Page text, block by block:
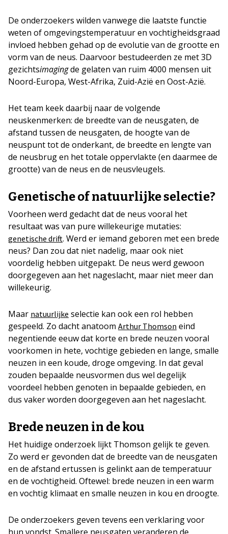
De onderzoekers wilden vanwege die laatste functie
weten of omgevingstemperatuur en vochtigheidsgraad
invloed hebben gehad op de evolutie van de grootte en
vorm van de neus. Daarvoor bestudeerden ze met 3D
gezichtsimagingde gelaten van ruim 4000 mensen uit
Noord-Europa, West-Afrika, Zuid-Azië en Oost-Azië.
Het team keek daarbij naar de volgende
neuskenmerken: de breedte van de neusgaten, de
afstand tussen de neusgaten, de hoogte van de
neuspunt tot de onderkant, de breedte en lengte van
de neusbrug en het totale oppervlakte (en daarmee de
grootte) van de neus en de neusvleugels.
Genetische of natuurlijke selectie?
Voorheen werd gedacht dat de neus vooral het
resultaat was van pure willekeurige mutaties:
genetische drift. Werd er iemand geboren met een brede
neus? Dan zou dat niet nadelig, maar ook niet
voordelig hebben uitgepakt. De neus werd gewoon
doorgegeven aan het nageslacht, maar niet meer dan
willekeurig.
Maar natuurlijke selectie kan ook een rol hebben
gespeeld. Zo dacht anatoom Arthur Thomson eind
negentiende eeuw dat korte en brede neuzen vooral
voorkomen in hete, vochtige gebieden en lange, smalle
neuzen in een koude, droge omgeving. In dat geval
zouden bepaalde neusvormen dus wel degelijk
voordeel hebben genoten in bepaalde gebieden, en
dus vaker worden doorgegeven aan het nageslacht.
Brede neuzen in de kou
Het huidige onderzoek lijkt Thomson gelijk te geven.
Zo werd er gevonden dat de breedte van de neusgaten
en de afstand ertussen is gelinkt aan de temperatuur
en de vochtigheid. Oftewel: brede neuzen in een warm
en vochtig klimaat en smalle neuzen in kou en droogte.
De onderzoekers geven tevens een verklaring voor